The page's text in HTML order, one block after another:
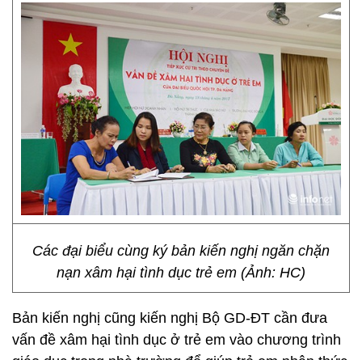
Các đại biểu cùng ký bản kiến nghị ngăn chặn
nạn xâm hại tình dục trẻ em (Ảnh: HC)
Bản kiến nghị cũng kiến nghị Bộ GD-ĐT cần đưa
vấn đề xâm hại tình dục ở trẻ em vào chương trình